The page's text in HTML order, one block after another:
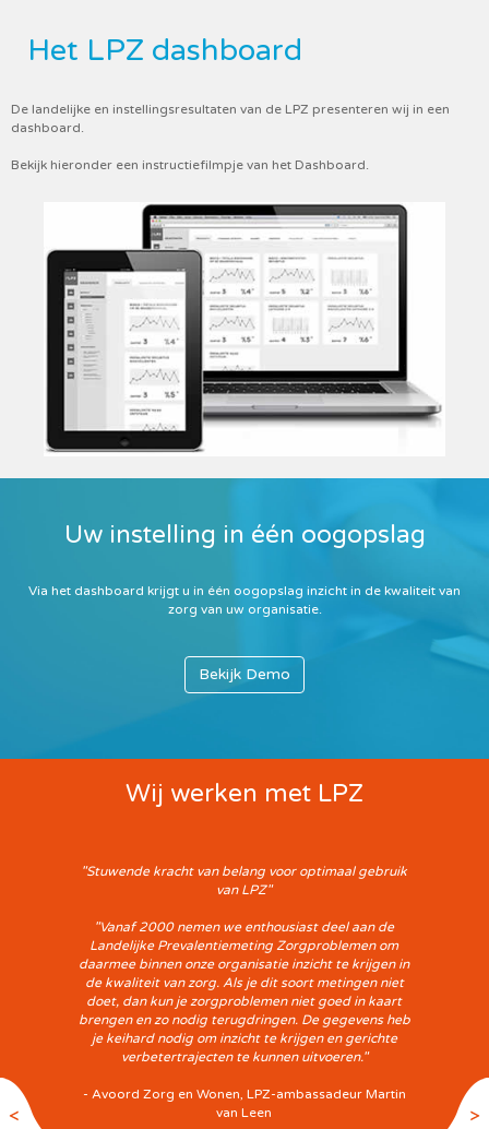
Het LPZ dashboard
De landelijke en instellingsresultaten van de LPZ presenteren wij in een
dashboard.
Bekijk hieronder een instructiefilmpje van het Dashboard.
Uw instelling in één oogopslag
Via het dashboard krijgt u in één oogopslag inzicht in de kwaliteit van
zorg van uw organisatie.
Bekijk Demo
Wij werken met LPZ
"Stuwende kracht van belang voor optimaal gebruik
van LPZ"
"Vanaf 2000 nemen we enthousiast deel aan de
Landelijke Prevalentiemeting Zorgproblemen om
daarmee binnen onze organisatie inzicht te krijgen in
de kwaliteit van zorg. Als je dit soort metingen niet
doet, dan kun je zorgproblemen niet goed in kaart
brengen en zo nodig terugdringen. De gegevens heb
je keihard nodig om inzicht te krijgen en gerichte
verbetertrajecten te kunnen uitvoeren."
- Avoord Zorg en Wonen, LPZ-ambassadeur Martin
van Leen